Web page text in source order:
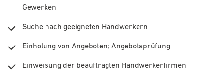
Gewerken
Suche nach geeigneten Handwerkern
Einholung von Angeboten; Angebotsprüfung
Einweisung der beauftragten Handwerkerfirmen